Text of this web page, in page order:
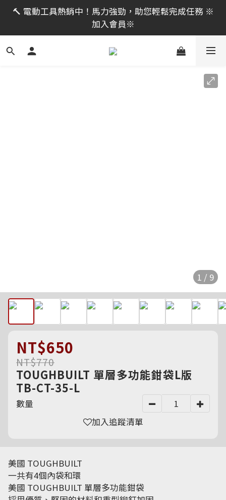
限時活動｜全館消費滿 NT$599 即享免運費，工具補貨
趁現在！立即逛活動商品
🔨 電動工具熱銷中！馬力強勁，助您輕鬆完成任務 ※
加入會員※
限時活動｜全館消費滿 NT$599 即享免運費，工具補貨
趁現在！立即逛活動商品
1 / 9
NT$650
NT$770
TOUGHBUILT 單層多功能鉗袋L版
TB-CT-35-L
數量
加入追蹤清單
美國 TOUGHBUILT
一共有4個內袋和環
美國 TOUGHBUILT 單層多功能鉗袋